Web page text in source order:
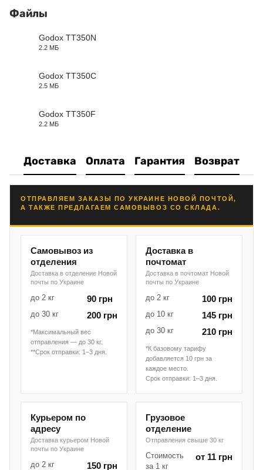
Файлы
Godox TT350N
2.2 МБ
Godox TT350C
2.5 МБ
Godox TT350F
2.2 МБ
Доставка Оплата Гарантия Возврат
ОТПРАВЛЯЕМ ЗАКАЗЫ ПО УКРАИНЕ НОВОЙ ПОЧТОЙ,
А ТАКЖЕ ПРЕДЛАГАЕМ САМОВЫВОЗ СО СКЛАДА.
Самовывоз из
отделения
Доставка в отделение Новой
почты по Украине
до 2 кг 90 грн
до 30 кг 200 грн
*Максимальный вес
отправления — до 30 кг.
**Срок отправки: 1–3 дня.
Доставка в
почтомат
Доставка в почтомат Новой
почты по Украине
до 2 кг 100 грн
до 10 кг 145 грн
до 30 кг 210 грн
*К базовому тарифу
добавляется 10 грн за
каждое место.
Срок отправки: 1–3 дня.
Курьером по
адресу
Доставка курьером Новой
почты по Украине
до 2 кг 150 грн
Грузовое
отделение
Отправления свыше 30 кг
Стоимость
за 1 кг
от 11 грн